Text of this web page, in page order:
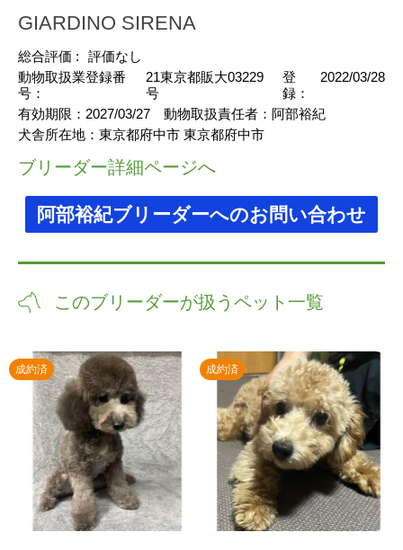
GIARDINO SIRENA
総合評価 :
評価なし
動物取扱業登録番
号：
21東京都販大03229
号
登
録：
2022/03/28
有効期限： 2027/03/27 動物取扱責任者： 阿部裕紀
犬舎所在地： 東京都府中市 東京都府中市
ブリーダー詳細ページへ
阿部裕紀ブリーダーへのお問い合わせ
このブリーダーが扱うペット一覧
成約済 成約済